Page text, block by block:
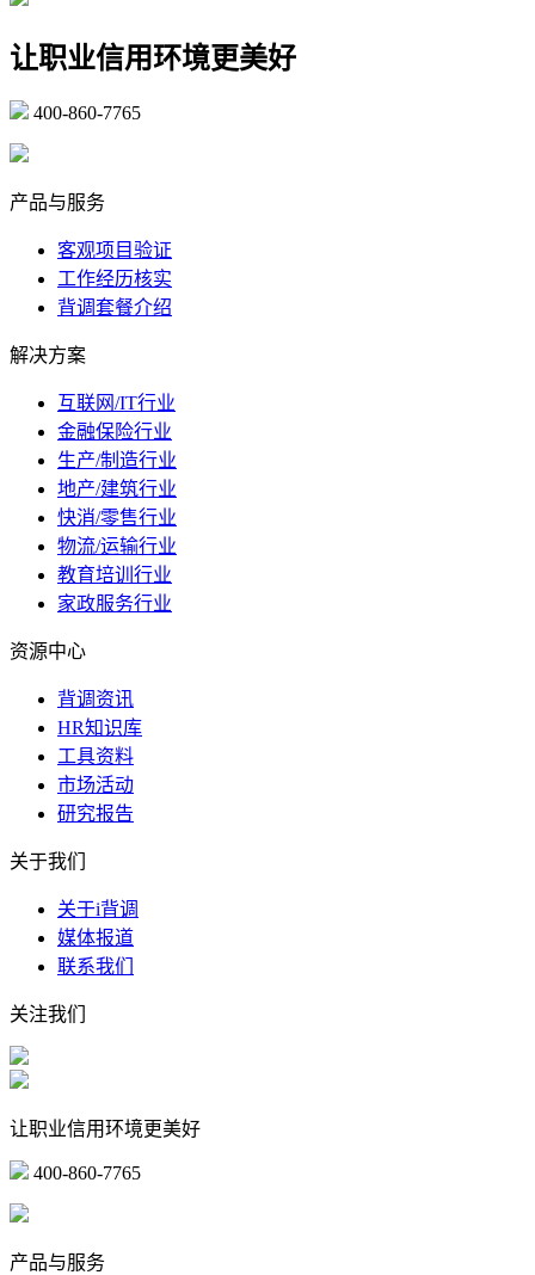
让职业信用环境更美好
400-860-7765
产品与服务
客观项目验证
工作经历核实
背调套餐介绍
解决方案
互联网/IT行业
金融保险行业
生产/制造行业
地产/建筑行业
快消/零售行业
物流/运输行业
教育培训行业
家政服务行业
资源中心
背调资讯
HR知识库
工具资料
市场活动
研究报告
关于我们
关于i背调
媒体报道
联系我们
关注我们
让职业信用环境更美好
400-860-7765
产品与服务